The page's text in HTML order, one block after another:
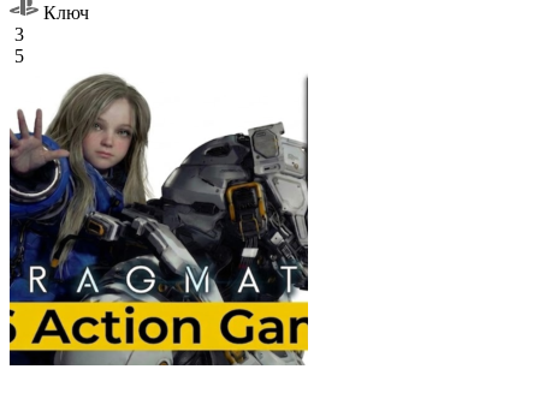
Ключ
3
5